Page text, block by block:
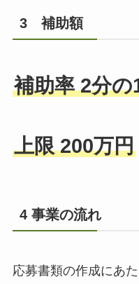
3 補助額
補助率 2分の
上限 200万円
4 事業の流れ
応募書類の作成にあ